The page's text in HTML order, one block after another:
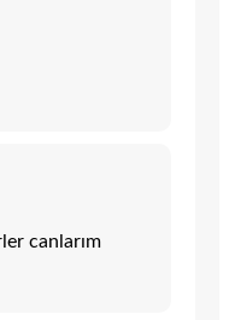
canlarım